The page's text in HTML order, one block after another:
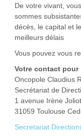
De votre vivant,
sommes
décès, le capital et
meilleurs délais
Vous pouvez vous
Votre contact pour
Oncopole
Secrétariat de
1 avenue Irène
31059